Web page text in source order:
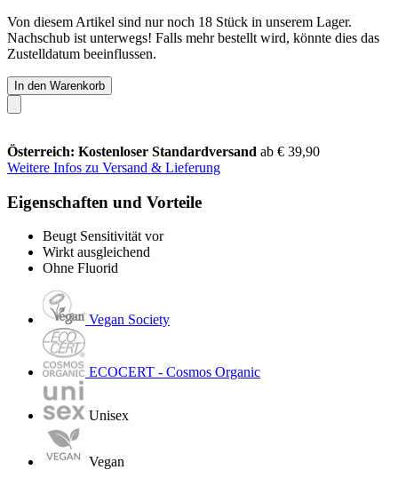
Von diesem Artikel sind nur noch 18 Stück in unserem Lager.
Nachschub ist unterwegs! Falls mehr bestellt wird, könnte dies das
Zustelldatum beeinflussen.
In den Warenkorb
Österreich: Kostenloser Standardversand ab € 39,90
Weitere Infos zu Versand & Lieferung
Eigenschaften und Vorteile
Beugt Sensitivität vor
Wirkt ausgleichend
Ohne Fluorid
Vegan Society
ECOCERT - Cosmos Organic
Unisex
Vegan